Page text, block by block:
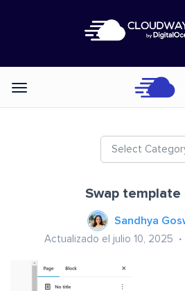
Categories
Select
Swap template
Sandhya
Actualizado el julio 10, 2025